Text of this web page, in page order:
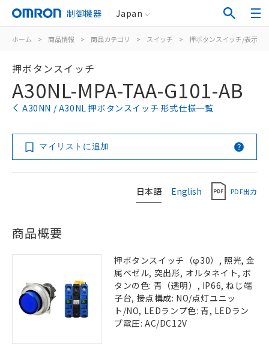
制御機器 Japan
ホーム > 商品情報 > 商品カテゴリ > スイッチ > 押ボタンスイッチ/表示灯
押ボタンスイッチ
A30NL-MPA-TAA-G101-AB
A30NN / A30NL 押ボタンスイッチ 形式仕様一覧
マイリストに追加
日本語 English PDF出力
商品概要
押ボタンスイッチ（φ30）, 照光, 金
属ベゼル, 突出形, オルタネイト, ボ
タンの色: 青（透明）, IP66, ねじ端
子台, 接点構成: NO/点灯ユニッ
ト/NO, LEDランプ色: 青, LEDラン
プ電圧: AC/DC12V